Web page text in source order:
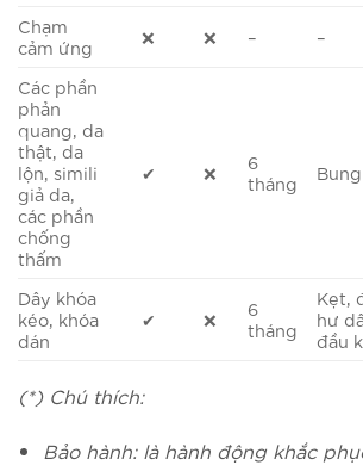
Chạm
cảm ứng
❌ ❌ – –
Các phần
phản
quang, da
thật, da
lộn, simili
giả da,
các phần
chống
thấm
✔ ❌
6
tháng
Dây khóa
kéo, khóa
dán
✔ ❌
6
tháng
Kẹt,
hư
đầu
(*) Chú thích:
Bảo hành: là hành động khắc